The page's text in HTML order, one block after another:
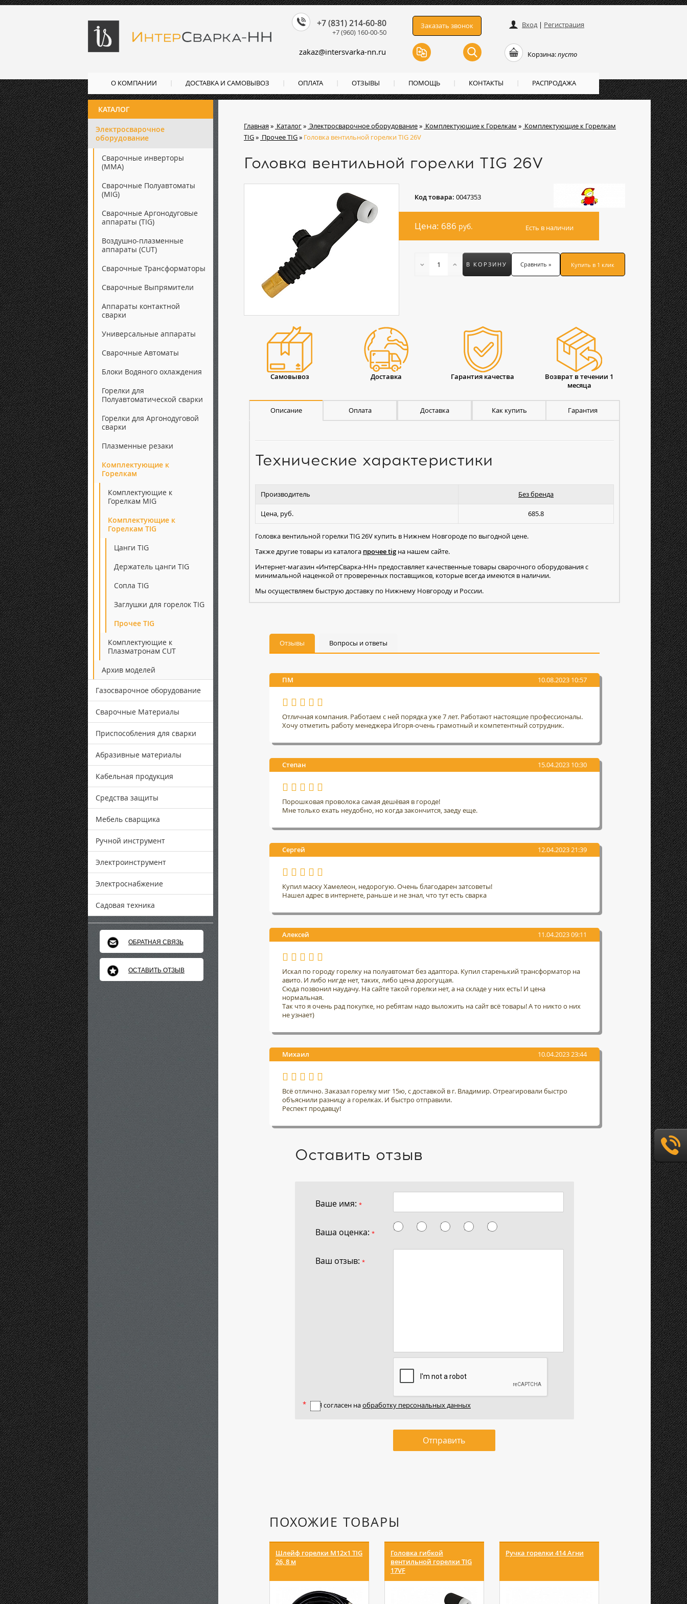
Главная» Каталог» Электросварочное оборудование» Комплектующие к Горелкам » Комплектующие к Горелкам
TIG» Прочее TIG» Головка вентильной горелки TIG 26V
Головка вентильной горелки TIG 26V
Код товара: 0047353
Цена: 686 руб. Есть в наличии
В КОРЗИНУ Сравнить » Купить в 1 клик
Самовывоз Доставка Гарантия качества
Возврат в течении 1
месяца
Описание Оплата Доставка Как купить Гарантия
Технические характеристики
Производитель Без бренда
Цена, руб. 685.8
Головка вентильной горелки TIG 26V купить в Нижнем Новгороде по выгодной цене.
Также другие товары из каталога прочее tig на нашем сайте.
Интернет-магазин «ИнтерСварка-НН» предоставляет качественные товары сварочного оборудования с
минимальной наценкой от проверенных поставщиков, которые всегда имеются в наличии.
Мы осуществляем быструю доставку по Нижнему Новгороду и России.
Отзывы Вопросы и ответы
ПМ 10.08.2023 10:57
Отличная компания. Работаем с ней порядка уже 7 лет. Работают настоящие профессионалы.
Хочу отметить работу менеджера Игоря-очень грамотный и компетентный сотрудник.
Степан 15.04.2023 10:30
Порошковая проволока самая дешёвая в городе!
Мне только ехать неудобно, но когда закончится, заеду еще.
Сергей 12.04.2023 21:39
Купил маску Хамелеон, недорогую. Очень благодарен затсоветы!
Нашел адрес в интернете, раньше и не знал, что тут есть сварка
Алексей 11.04.2023 09:11
Искал по городу горелку на полуавтомат без адаптора. Купил старенький трансформатор на
авито. И либо нигде нет, таких, либо цена дорогущая.
Сюда позвонил наудачу. На сайте такой горелки нет, а на складе у них есть! И цена
нормальная.
Так что я очень рад покупке, но ребятам надо выложить на сайт всё товары! А то никто о них
не узнает)
Михаил 10.04.2023 23:44
Всё отлично. Заказал горелку миг 15ю, с доставкой в г. Владимир. Отреагировали быстро
объяснили разницу а горелках. И быстро отправили.
Респект продавцу!
Оставить отзыв
Ваше имя: *
Ваша оценка: *
Ваш отзыв: *
Я согласен наобработку персональных данных
Отправить
ПОХОЖИЕ ТОВАРЫ
Шлейф горелки М12х1 TIG
26, 8 м
Головка гибкой
вентильной горелки TIG
17VF
Ручка горелки 414 Агни
Переходник 1/8-
IZT5681 Сварог
КАТАЛОГ
Электросварочное
оборудование
Сварочные инверторы
(ММА)
Сварочные Полуавтоматы
(MIG)
Сварочные Аргонодуговые
аппараты (TIG)
Воздушно-плазменные
аппараты (CUT)
Сварочные Трансформаторы
Сварочные Выпрямители
Аппараты контактной
сварки
Универсальные аппараты
Сварочные Автоматы
Блоки Водяного охлаждения
Горелки для
Полуавтоматической сварки
Горелки для Аргонодуговой
сварки
Плазменные резаки
Комплектующие к
Горелкам
Комплектующие к
Горелкам MIG
Комплектующие к
Горелкам TIG
Цанги TIG
Держатель цанги TIG
Сопла TIG
Заглушки для горелок TIG
Прочее TIG
Комплектующие к
Плазматронам CUT
Архив моделей
Газосварочное оборудование
Сварочные Материалы
Приспособления для сварки
Абразивные материалы
Кабельная продукция
Средства защиты
Мебель сварщика
Ручной инструмент
Электроинструмент
Электроснабжение
Садовая техника
ОБРАТНАЯ СВЯЗЬ
ОСТАВИТЬ ОТЗЫВ
Вход| Регистрация
Корзина:пусто
Заказать звонок
zakaz@intersvarka-nn.ru
+7 (831) 214-60-80
+7 (960) 160-00-50
О КОМПАНИИ ДОСТАВКА И САМОВЫВОЗ ОПЛАТА ОТЗЫВЫ ПОМОЩЬ КОНТАКТЫ РАСПРОДАЖА